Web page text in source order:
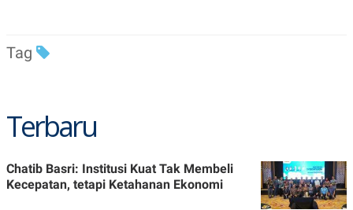
PRIVACY
POLICY
Tag
Terbaru
Chatib Basri: Institusi Kuat Tak Membeli
Kecepatan, tetapi Ketahanan Ekonomi